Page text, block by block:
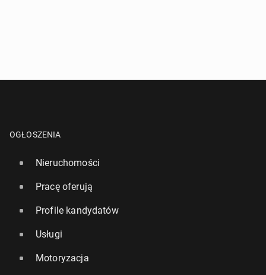
OGŁOSZENIA
Nieruchomości
Pracę oferują
Profile kandydatów
Usługi
Motoryzacja